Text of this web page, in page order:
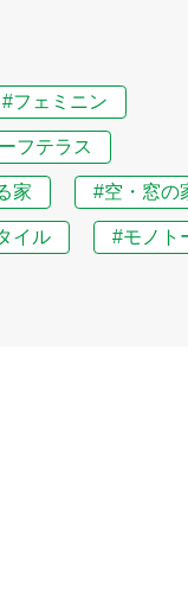
#フェミニン
フテラス
家 #空・窓の
イル #モノト